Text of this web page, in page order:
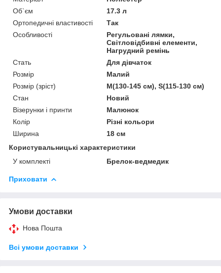
Об`єм
17.3 л
Ортопедичні властивості
Так
Особливості
Регульовані лямки,
Світловідбивні елементи,
Нагрудний ремінь
Стать
Для дівчаток
Розмір
Малий
Розмір (зріст)
M(130-145 см), S(115-130 см)
Стан
Новий
Візерунки і принти
Малюнок
Колір
Різні кольори
Ширина
18 см
Користувальницькі характеристики
У комплекті
Брелок-ведмедик
Приховати
Умови доставки
Нова Пошта
Всі умови доставки